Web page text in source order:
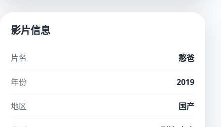
影片信息
片名 憨爸
年份 2019
地区 国产